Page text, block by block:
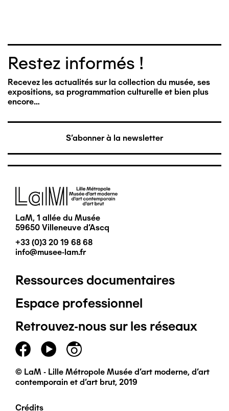
Restez informés !
Recevez les actualités sur la collection du musée, ses
expositions, sa programmation culturelle et bien plus
encore…
S'abonner à la newsletter
Image
LaM, 1 allée du Musée
59650 Villeneuve d'Ascq
+33 (0)3 20 19 68 68
info@musee-lam.fr
Pied
de
page
principal
Ressources documentaires
Espace professionnel
Retrouvez-nous sur les réseaux
© LaM - Lille Métropole Musée d'art moderne, d'art
contemporain et d'art brut, 2019
Crédits